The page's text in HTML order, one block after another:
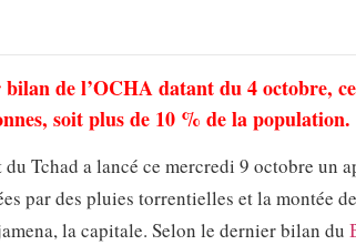
de l’OCHA datant du 4 octobre,
soit plus de 10 % de la population.
du Tchad a lancé ce mercredi 9 octobre
par des pluies torrentielles et la montée
la capitale. Selon le dernier bilan du